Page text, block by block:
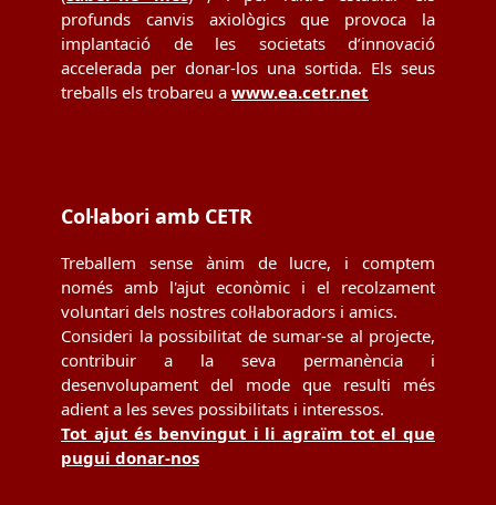
profunds canvis axiològics que provoca la
implantació de les societats d’innovació
accelerada per donar-los una sortida. Els seus
treballs els trobareu a www.ea.cetr.net
Col·labori amb CETR
Treballem sense ànim de lucre, i comptem
només amb l'ajut econòmic i el recolzament
voluntari dels nostres col·laboradors i amics.
Consideri la possibilitat de sumar-se al projecte,
contribuir a la seva permanència i
desenvolupament del mode que resulti més
adient a les seves possibilitats i interessos.
Tot ajut és benvingut i li agraïm tot el que
pugui donar-nos